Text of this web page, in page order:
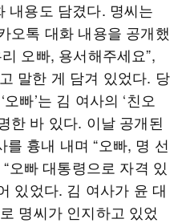
내용도 담겼다. 명씨는
오톡 대화 내용을 공개했
오빠, 용서해주세요”,
말한 게 담겨 있었다. 당
빠’는 김 여사의 ‘친오
한 바 있다. 이날 공개된
흉내 내며 “오빠, 명 선
오빠 대통령으로 자격 있
있었다. 김 여사가 윤 대
명씨가 인지하고 있었